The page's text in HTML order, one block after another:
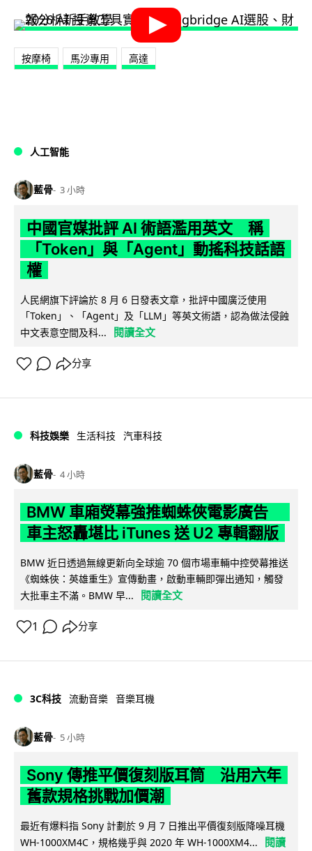
按摩椅 馬沙專用 高達
人工智能
藍骨 3 小時
中國官媒批評 AI 術語濫用英文 稱
「Token」與「Agent」動搖科技話語
權
人民網旗下評論於 8 月 6 日發表文章，批評中國廣泛使用
「Token」、「Agent」及「LLM」等英文術語，認為做法侵蝕
中文表意空間及科...
閱讀全文
分享
科技娛樂 生活科技 汽車科技
藍骨 4 小時
BMW 車廂熒幕強推蜘蛛俠電影廣告
車主怒轟堪比 iTunes 送 U2 專輯翻版
BMW 近日透過無線更新向全球逾 70 個市場車輛中控熒幕推送
《蜘蛛俠：英雄重生》宣傳動畫，啟動車輛即彈出通知，觸發
大批車主不滿。BMW 早...
閱讀全文
1 分享
3C科技 流動音樂 音樂耳機
藍骨 5 小時
Sony 傳推平價復刻版耳筒 沿用六年
舊款規格挑戰加價潮
最近有爆料指 Sony 計劃於 9 月 7 日推出平價復刻版降噪耳機
WH-1000XM4C，規格幾乎與 2020 年 WH-1000XM4...
閱讀